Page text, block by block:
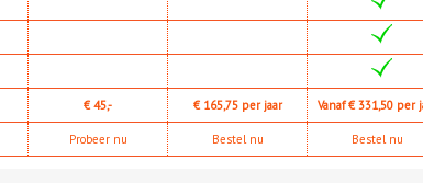
€ 45,- € 165,75 per jaar Vanaf € 331,50 per
Probeer nu Bestel nu Bestel nu